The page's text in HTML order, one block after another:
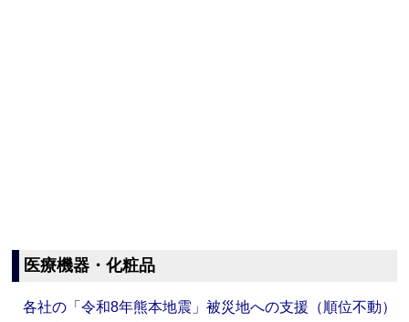
医療機器・化粧品
各社の「令和8年熊本地震」被災地への支援（順位不動）